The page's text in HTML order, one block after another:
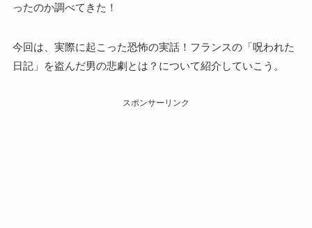
ったのか調べてきた！
今回は、実際に起こった恐怖の実話！フランスの「呪われた
日記」を盗んだ男の悲劇とは？について紹介していこう。
スポンサーリンク